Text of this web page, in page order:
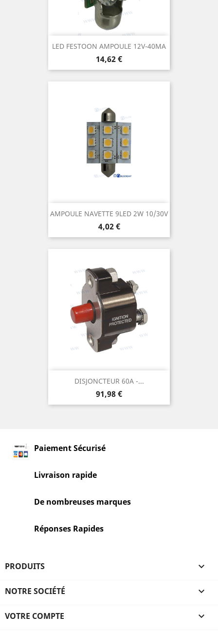
LED FESTOON AMPOULE 12V-40MA
Prix
14,62 €
AMPOULE NAVETTE 9LED 2W 10/30V
Prix
4,02 €
DISJONCTEUR 60A -...
Prix
91,98 €
Paiement Sécurisé
Livraison rapide
De nombreuses marques
Réponses Rapides
PRODUITS 
NOTRE SOCIÉTÉ 
VOTRE COMPTE 